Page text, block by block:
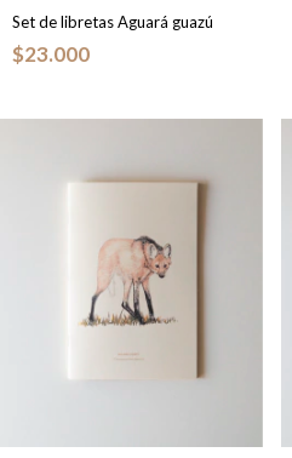
Set de libretas Aguará guazú
$23.000